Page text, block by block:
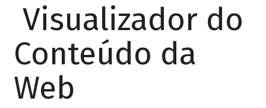
Visualizador do
Conteúdo da
Web